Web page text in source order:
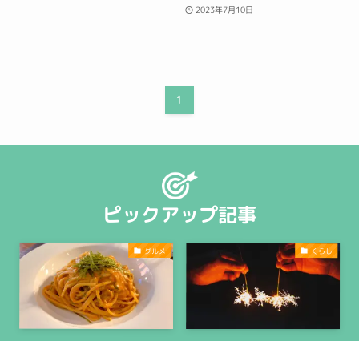
2023年7月10日
1
ピックアップ記事
グルメ くらし